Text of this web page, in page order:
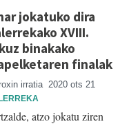
jokatuko dira
XVIII.
binakako
finalak
irratia 2020 ots 21
atzo jokatu ziren